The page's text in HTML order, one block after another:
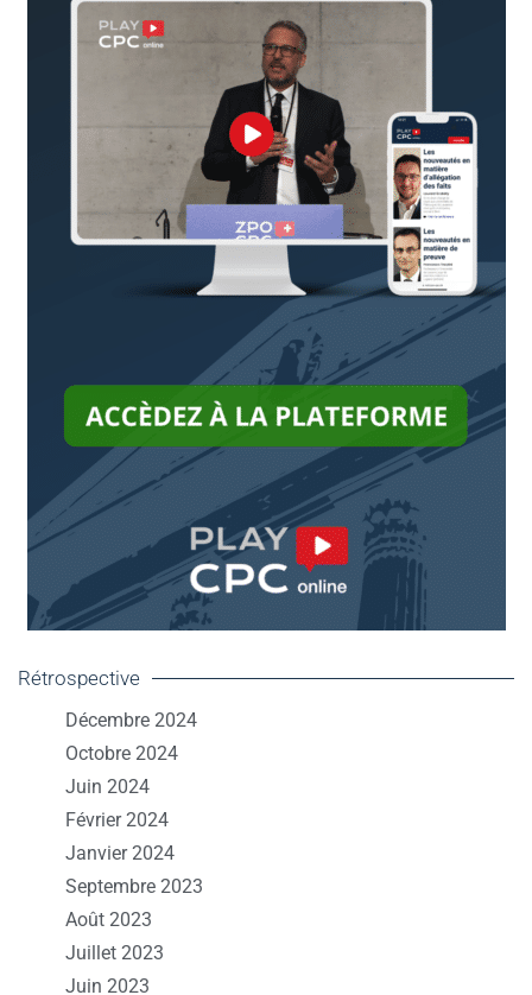
Rétrospective
Décembre 2024
Octobre 2024
Juin 2024
Février 2024
Janvier 2024
Septembre 2023
Août 2023
Juillet 2023
Juin 2023